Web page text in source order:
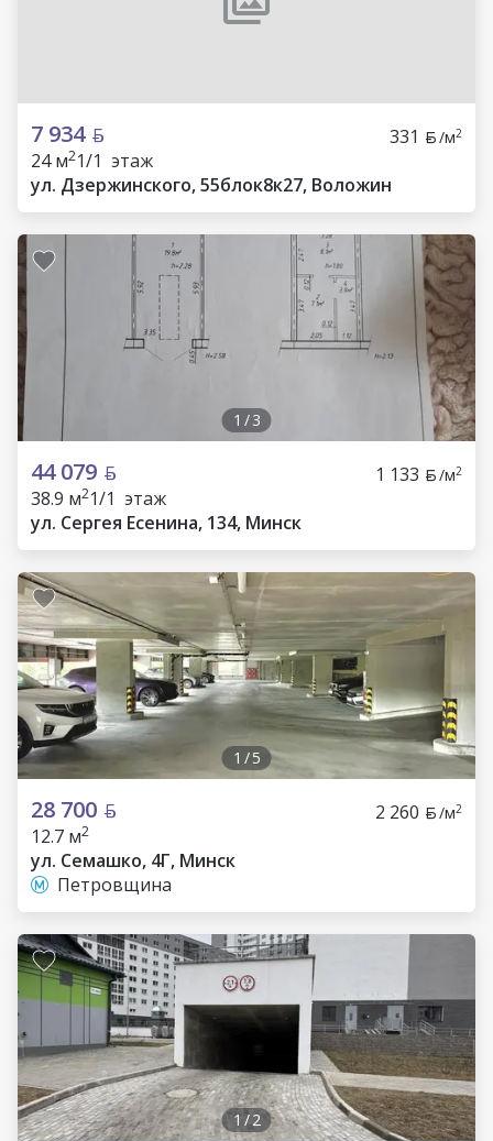
7 934 331 /м2
24 м21/1 этаж
ул. Дзержинского, 55блок8к27, Воложин
1 /3
44 079 1 133 /м2
38.9 м21/1 этаж
ул. Сергея Есенина, 134, Минск
1 /5
28 700 2 260 /м2
12.7 м2
ул. Семашко, 4Г, Минск
Петровщина
1 /2